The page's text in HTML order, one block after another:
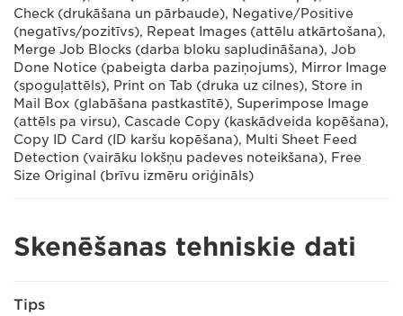
Check (drukāšana un pārbaude), Negative/Positive
(negatīvs/pozitīvs), Repeat Images (attēlu atkārtošana),
Merge Job Blocks (darba bloku sapludināšana), Job
Done Notice (pabeigta darba paziņojums), Mirror Image
(spoguļattēls), Print on Tab (druka uz cilnes), Store in
Mail Box (glabāšana pastkastītē), Superimpose Image
(attēls pa virsu), Cascade Copy (kaskādveida kopēšana),
Copy ID Card (ID karšu kopēšana), Multi Sheet Feed
Detection (vairāku lokšņu padeves noteikšana), Free
Size Original (brīvu izmēru oriģināls)
Skenēšanas tehniskie dati
Tips